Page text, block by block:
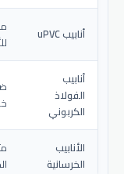
أنابيب uPVC
أنابيب
الفولاذ
الكربوني
الأنابيب
الخرسانية